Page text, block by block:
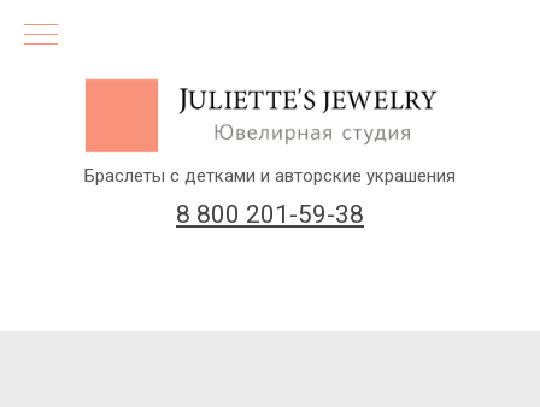
8 800 201-59-38
Браслеты с детками и авторские украшения